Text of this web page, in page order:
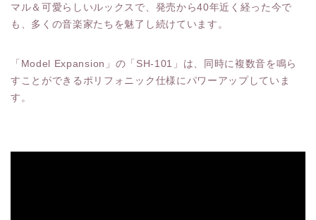
マル＆可愛らしいルックスで、発売から40年近く経った今で
も、多くの音楽家たちを魅了し続けています。
「Model Expansion」の「SH-101」は、同時に複数音を鳴ら
すことができるポリフォニック仕様にパワーアップしていま
す。